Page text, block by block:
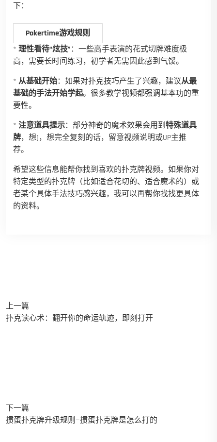
下：
Pokertime游戏规则
* 理性看待“炫技”：一些高手表演的花式切牌难度极
高，需要长时间练习，初学者无需因此感到气馁。
* 从基础开始：如果对扑克技巧产生了兴趣，建议从最
基础的手法开始学起。很多教学视频都强调基本功的重
要性。
* 注意道具提示：部分神奇的魔术效果会用到特殊道具
牌，想]，想完全复刻的话，留意视频说明或UP主推
荐。
希望这些信息能帮你找到喜欢的扑克牌视频。如果你对
特定类型的扑克牌（比如适合花切的、适合魔术的）或
者某个具体手法技巧感兴趣，我可以再帮你找找更具体
的资料。
上一篇
扑克读心术：翻开你的命运轨迹，即刻打开
下一篇
掼蛋扑克牌升级规则—掼蛋扑克牌是怎么打的